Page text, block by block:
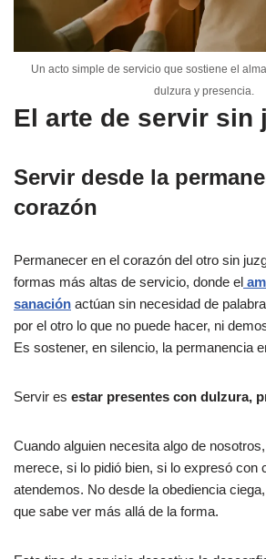
Un acto simple de servicio que sostiene el
dulzura y presencia.
El arte de servir sin
Servir desde la
corazón
Permanecer en el corazón del otro sin
formas más altas de servicio, donde el
sanación actúan sin necesidad de
por el otro lo que no puede hacer, ni
Es sostener, en silencio, la permanencia
Servir es estar presentes con dulzura,
Cuando alguien necesita algo de
merece, si lo pidió bien, si lo expresó con
atendemos. No desde la obediencia
que sabe ver más allá de la forma.